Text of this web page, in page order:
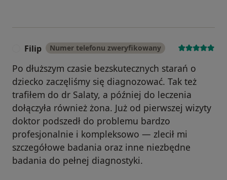
Filip Numer telefonu zweryfikowany
Po dłuższym czasie bezskutecznych starań o
dziecko zaczęliśmy się diagnozować. Tak też
trafiłem do dr Salaty, a później do leczenia
dołączyła również żona. Już od pierwszej wizyty
doktor podszedł do problemu bardzo
profesjonalnie i kompleksowo — zlecił mi
szczegółowe badania oraz inne niezbędne
badania do pełnej diagnostyki.